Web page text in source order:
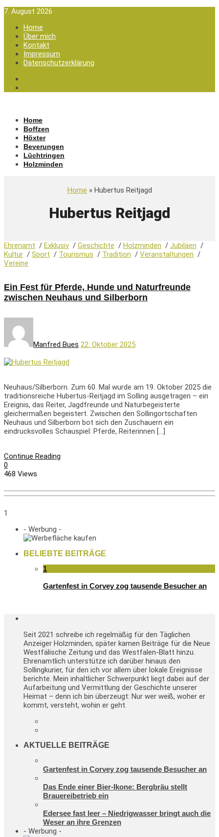
7. August 2026
Home
Über mich
Kontakt
Impressum
Datenschutzerklärung
Home
Boffzen
Höxter
Beverungen
Lüchtringen
Holzminden
Home » Hubertus Reitjagd
Hubertus Reitjagd
Ehrenamt / Exklusiv / Geschichte / Holzminden / Jubiläen /
Kultur / Sport / Tourismus / Tradition / Veranstaltungen /
Vereine
Ein Fest für Pferde, Hunde und Naturfreunde
zwischen Neuhaus und Silberborn
Manfred Bues 22. Oktober 2025
Neuhaus/Silberborn. Zum 60. Mal wurde am 19. Oktober 2025 die
traditionsreiche Hubertus-Reitjagd im Solling ausgetragen – ein
Ereignis, das Reiter, Jagdfreunde und Naturbegeisterte
gleichermaßen begeistert. Zwischen den Sollingortschaften
Neuhaus und Silberborn bot sich den Zuschauern ein
eindrucksvolles Schauspiel: Pferde, Reiterinnen […]
Continue Reading
0
468 Views
1
- Werbung -
BELIEBTE BEITRÄGE
1
Gartenfest in Corvey zog tausende Besucher an
Seit 2021 schreibe ich regelmäßig für den Täglichen
Anzeiger Holzminden, später kamen Beiträge für die Neue
Westfälische Zeitung und das Westfalen-Blatt hinzu.
Ehrenamtlich unterstütze ich darüber hinaus den
Sollingkurier, für den ich vor allem über lokale Ereignisse
berichte. Mein inhaltlicher Schwerpunkt liegt dabei auf der
Aufarbeitung und Vermittlung der Geschichte unserer
Heimat – denn ich bin überzeugt: Nur wer weiß, woher er
kommt, versteht, wohin er geht.
AKTUELLE BEITRÄGE
Gartenfest in Corvey zog tausende Besucher an
Das Ende einer Bier-Ikone: Bergbräu stellt
Brauereibetrieb ein
Edersee fast leer – Niedrigwasser bringt auch die
Weser an ihre Grenzen
- Werbung -